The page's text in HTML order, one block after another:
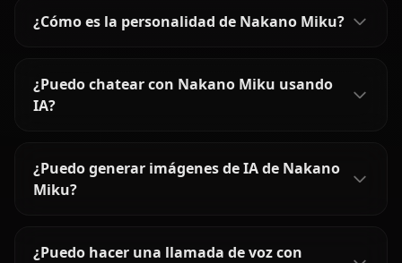
¿Cómo es la personalidad de Nakano Miku?
¿Puedo chatear con Nakano Miku usando
IA?
¿Puedo generar imágenes de IA de Nakano
Miku?
¿Puedo hacer una llamada de voz con